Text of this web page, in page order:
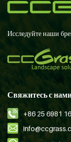
Исследуйте наши
Свяжитесь с
+86 25 6981